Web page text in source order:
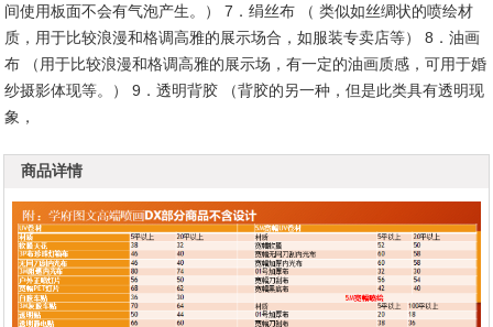
1 2 3
间使用板面不会有气泡产生。） 7．绢丝布 （ 类似如丝绸状的喷绘材
质，用于比较浪漫和格调高雅的展示场合，如服装专卖店等） 8．油画
布 （用于比较浪漫和格调高雅的展示场，有一定的油画质感，可用于婚
纱摄影体现等。） 9．透明背胶 （背胶的另一种，但是此类具有透明现
象，
商品详情